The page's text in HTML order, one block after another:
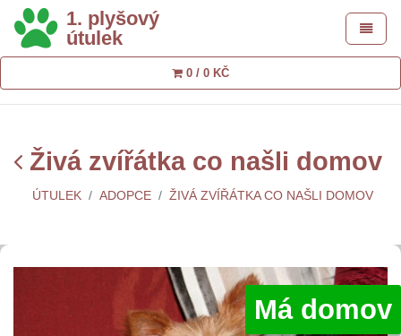
1. plyšový
útulek
Toggle
0 / 0 KČ
Živá zvířátka co našli domov
ÚTULEK ADOPCE ŽIVÁ ZVÍŘÁTKA CO NAŠLI DOMOV
Má domov